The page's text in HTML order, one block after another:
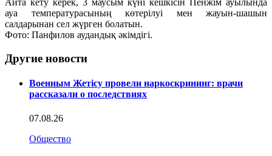
Айта кету керек, 3 маусым күні кешкісін Пенжім ауылында
ауа температурасының көтерілуі мен жауын-шашын
салдарынан сел жүрген болатын.
Фото: Панфилов аудандық әкімдігі.
Другие новости
Военным Жетісу провели наркоскрининг: врачи
рассказали о последствиях
07.08.26
Общество